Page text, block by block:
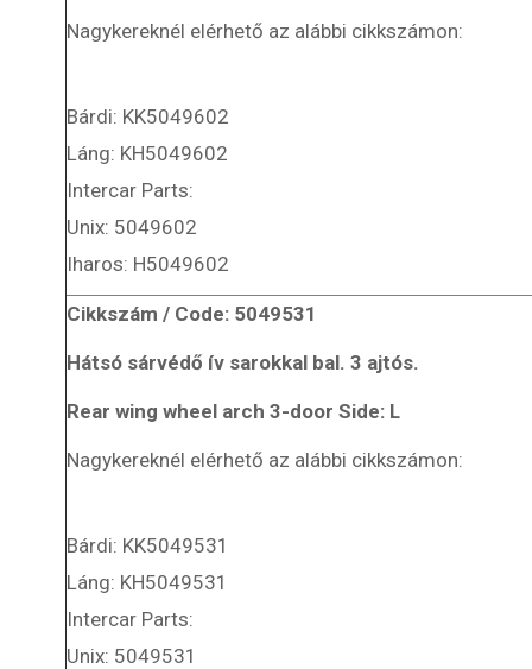
Nagykereknél elérhető az alábbi cikkszámon:
Bárdi: KK5049602
Láng: KH5049602
Intercar Parts:
Unix: 5049602
Iharos: H5049602
Cikkszám / Code: 5049531
Hátsó sárvédő ív sarokkal bal. 3 ajtós.
Rear wing wheel arch 3-door Side: L
Nagykereknél elérhető az alábbi cikkszámon:
Bárdi: KK5049531
Láng: KH5049531
Intercar Parts:
Unix: 5049531